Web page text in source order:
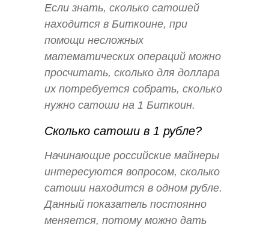
Если знать, сколько сатошей
находится в Биткоине, при
помощи несложных
математических операций можно
просчитать, сколько для доллара
их потребуется собрать, сколько
нужно сатоши на 1 Биткоин.
Cколько сатоши в 1 рубле?
Начинающие российские майнеры
интересуются вопросом, сколько
сатоши находится в одном рубле.
Данный показатель постоянно
меняется, потому можно дать